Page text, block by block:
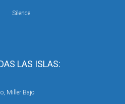
LAS ISLAS:
Miller Bajo
Silence